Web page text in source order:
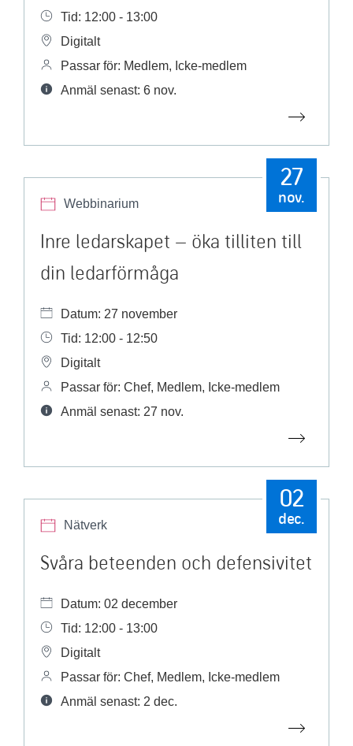
Tid: 12:00 - 13:00
Digitalt
Passar för: Medlem, Icke-medlem
Anmäl senast: 6 nov.
Webbinarium
27
nov.
Inre ledarskapet – öka tilliten till
din ledarförmåga
Datum: 27 november
Tid: 12:00 - 12:50
Digitalt
Passar för: Chef, Medlem, Icke-medlem
Anmäl senast: 27 nov.
Nätverk
02
dec.
Svåra beteenden och defensivitet
Datum: 02 december
Tid: 12:00 - 13:00
Digitalt
Passar för: Chef, Medlem, Icke-medlem
Anmäl senast: 2 dec.